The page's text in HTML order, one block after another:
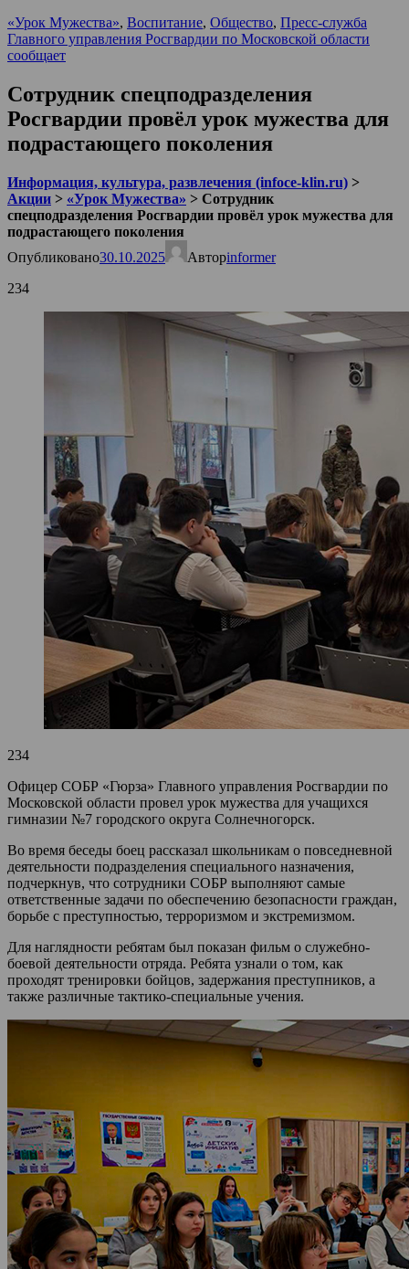
«Урок Мужества», Воспитание, Общество, Пресс-служба
Главного управления Росгвардии по Московской области
сообщает
Сотрудник спецподразделения
Росгвардии провёл урок мужества для
подрастающего поколения
Информация, культура, развлечения (infoce-klin.ru) >
Акции > «Урок Мужества» > Сотрудник
спецподразделения Росгвардии провёл урок мужества для
подрастающего поколения
Опубликовано30.10.2025 Авторinformer
234
234
Офицер СОБР «Гюрза» Главного управления Росгвардии по
Московской области провел урок мужества для учащихся
гимназии №7 городского округа Солнечногорск.
Во время беседы боец рассказал школьникам о повседневной
деятельности подразделения специального назначения,
подчеркнув, что сотрудники СОБР выполняют самые
ответственные задачи по обеспечению безопасности граждан,
борьбе с преступностью, терроризмом и экстремизмом.
Для наглядности ребятам был показан фильм о служебно-
боевой деятельности отряда. Ребята узнали о том, как
проходят тренировки бойцов, задержания преступников, а
также различные тактико-специальные учения.